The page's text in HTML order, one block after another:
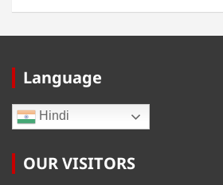
Language
Hindi
OUR VISITORS